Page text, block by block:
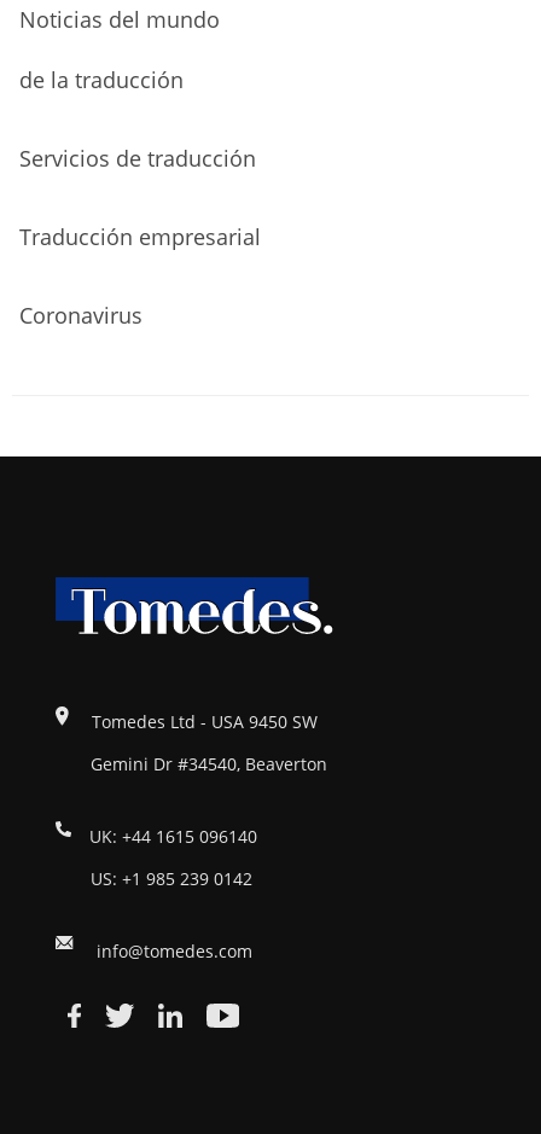
Noticias del mundo
de la traducción
Servicios de traducción
Traducción empresarial
Coronavirus
Tomedes Ltd - USA 9450 SW
Gemini Dr #34540, Beaverton
UK: +44 1615 096140
US: +1 985 239 0142
info@tomedes.com